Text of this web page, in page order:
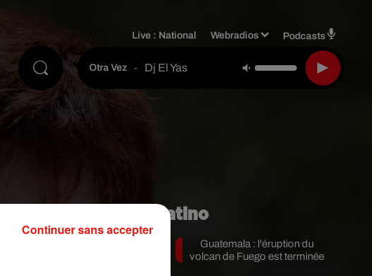
Live : National Webradios Podcasts
Otra Vez - Dj El Yas
Mundo Latino
Guatemala : l'éruption du
volcan de Fuego est terminée
Continuer sans accepter